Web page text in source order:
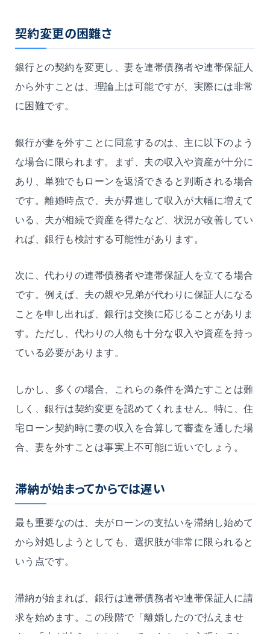
契約変更の困難さ
銀行との契約を変更し、妻を連帯債務者や連帯保証人
から外すことは、理論上は可能ですが、実際には非常
に困難です。
銀行が妻を外すことに同意するのは、主に以下のよう
な場合に限られます。まず、夫の収入や資産が十分に
あり、単独でもローンを返済できると判断される場合
です。離婚時点で、夫が昇進して収入が大幅に増えて
いる、夫が相続で資産を得たなど、状況が改善してい
れば、銀行も検討する可能性があります。
次に、代わりの連帯債務者や連帯保証人を立てる場合
です。例えば、夫の親や兄弟が代わりに保証人になる
ことを申し出れば、銀行は交換に応じることがありま
す。ただし、代わりの人物も十分な収入や資産を持っ
ている必要があります。
しかし、多くの場合、これらの条件を満たすことは難
しく、銀行は契約変更を認めてくれません。特に、住
宅ローン契約時に妻の収入を合算して審査を通した場
合、妻を外すことは事実上不可能に近いでしょう。
滞納が始まってからでは遅い
最も重要なのは、夫がローンの支払いを滞納し始めて
から対処しようとしても、選択肢が非常に限られると
いう点です。
滞納が始まれば、銀行は連帯債務者や連帯保証人に請
求を始めます。この段階で「離婚したので払えませ